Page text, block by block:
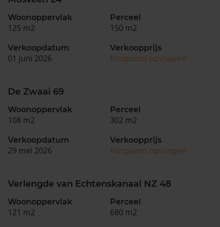
Woonoppervlak
125 m2
Perceel
150 m2
Verkoopdatum
01 juni 2026
Verkoopprijs
Koopsom opvragen
De Zwaai 69
Woonoppervlak
108 m2
Perceel
302 m2
Verkoopdatum
29 mei 2026
Verkoopprijs
Koopsom opvragen
Verlengde van Echtenskanaal NZ 48
Woonoppervlak
121 m2
Perceel
680 m2